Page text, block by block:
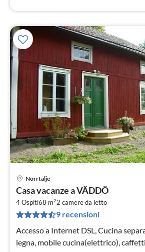
Norrtälje
Casa vacanze a VÄDDÖ
4 Ospiti68 m22 camere da letto
9 recensioni
Accesso a Internet DSL, Cucina
legna, mobile cucina(elettrico),